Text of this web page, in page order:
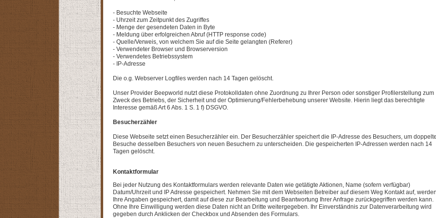
- Besuchte Webseite
- Uhrzeit zum Zeitpunkt des Zugriffes
- Menge der gesendeten Daten in Byte
- Meldung über erfolgreichen Abruf (HTTP response code)
- Quelle/Verweis, von welchem Sie auf die Seite gelangten (Referer)
- Verwendeter Browser und Browserversion
- Verwendetes Betriebssystem
- IP-Adresse
Die o.g. Webserver Logfiles werden nach 14 Tagen gelöscht.
Unser Provider Beepworld nutzt diese Protokolldaten ohne Zuordnung zu Ihrer Person oder sonstiger Profilerstellung zum
Zweck des Betriebs, der Sicherheit und der Optimierung/Fehlerbehebung unserer Website. Hierin liegt das berechtigte
Interesse gemäß Art 6 Abs. 1 S. 1 f) DSGVO.
Besucherzähler
Diese Webseite setzt einen Besucherzähler ein. Der Besucherzähler speichert die IP-Adresse des Besuchers, um
Besuche desselben Besuchers von neuen Besuchern zu unterscheiden. Die gespeicherten IP-Adressen werden nach 14
Tagen gelöscht.
Kontaktformular
Bei jeder Nutzung des Kontaktformulars werden relevante Daten wie getätigte Aktionen, Name (sofern verfügbar)
Datum/Uhrzeit und IP Adresse gespeichert. Nehmen Sie mit dem Webseiten Betreiber auf diesem Weg Kontakt auf,
Ihre Angaben gespeichert, damit auf diese zur Bearbeitung und Beantwortung Ihrer Anfrage zurückgegriffen werden kann.
Ohne Ihre Einwilligung werden diese Daten nicht an Dritte weitergegeben. Ihr Einverständnis zur Datenverarbeitung wird
gegeben durch Anklicken der Checkbox und Absenden des Formulars.